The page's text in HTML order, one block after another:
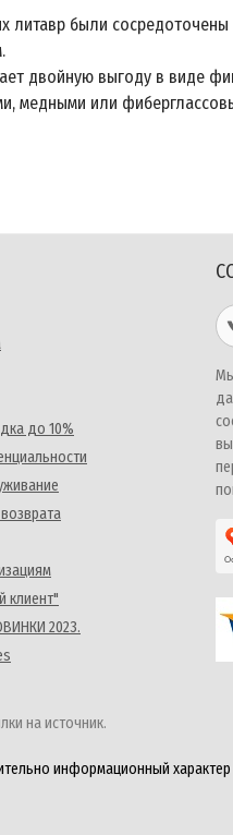
литавр были
двойную выгоду в виде
или
до 10%
клиент"
2023.
на источник.
информационный